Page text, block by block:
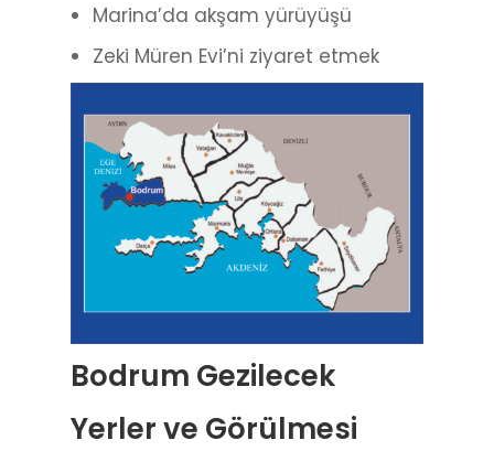
Marina’da akşam yürüyüşü
Zeki Müren Evi’ni ziyaret etmek
Bodrum Gezilecek
Yerler ve Görülmesi